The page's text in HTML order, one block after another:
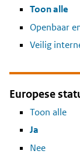
Toon alle
Openbaar
Veilig
Europese
Toon alle
Ja
Nee